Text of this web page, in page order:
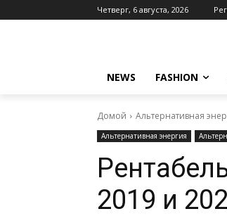
Четверг, 6 августа, 2026
NEWS FASHION
Домой Альтернативная
Альтернативная энергия
2019 и